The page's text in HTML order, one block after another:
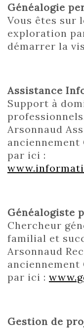
Généalogie
Vous êtes sur
exploration
démarrer la
Assistance
Support à
Arsonnaud
anciennement
par ici :
Généalogiste
Chercheur
familial et
Arsonnaud
anciennement
par ici :
Gestion de